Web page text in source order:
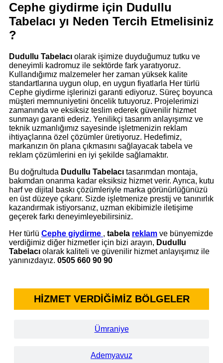
Cephe giydirme için Dudullu
Tabelacı yı Neden Tercih Etmelisiniz
?
Dudullu Tabelacı olarak işimize duyduğumuz tutku ve
deneyimli kadromuz ile sektörde fark yaratıyoruz.
Kullandığımız malzemeler her zaman yüksek kalite
standartlarına uygun olup, en uygun fiyatlarla Her türlü
Cephe giydirme işlerinizi garanti ediyoruz. Süreç boyunca
müşteri memnuniyetini öncelik tutuyoruz. Projelerimizi
zamanında ve eksiksiz teslim ederek güvenilir hizmet
sunmayı garanti ederiz. Yenilikçi tasarım anlayışımız ve
teknik uzmanlığımız sayesinde işletmenizin reklam
ihtiyaçlarına özel çözümler üretiyoruz. Hedefimiz,
markanızın ön plana çıkmasını sağlayacak tabela ve
reklam çözümlerini en iyi şekilde sağlamaktır.
Bu doğrultuda Dudullu Tabelacı tasarımdan montaja,
bakımdan onarıma kadar eksiksiz hizmet verir. Ayrıca, kutu
harf ve dijital baskı çözümleriyle marka görünürlüğünüzü
en üst düzeye çıkarır. Sizde işletmenize prestij ve tanınırlık
kazandırmak istiyorsanız, uzman ekibimizle iletişime
geçerek farkı deneyimleyebilirsiniz.
Her türlü Cephe giydirme , tabela reklam ve bünyemizde
verdiğimiz diğer hizmetler için bizi arayın, Dudullu
Tabelacı olarak kaliteli ve güvenilir hizmet anlayışımız ile
yanınızdayız. 0505 660 90 90
HİZMET VERDİĞİMİZ BÖLGELER
Ümraniye
Ademyavuz